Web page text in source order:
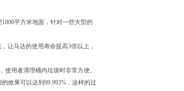
平方米地面，针对一些大型的
让马达的使用寿命提高3倍以上，
用者清理桶内垃圾时非常方便。
效果可以达到99.993%，这样的过